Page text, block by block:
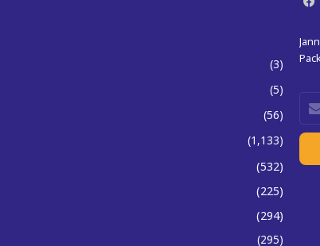
(3)
(5)
(56)
(1,133)
(532)
(225)
(294)
(295)
your